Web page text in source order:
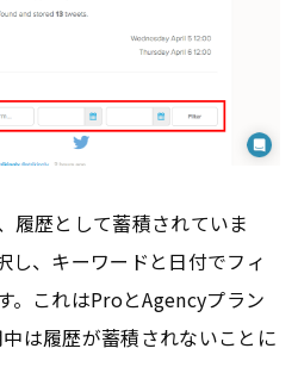
履歴として蓄積されていま
し、キーワードと日付でフィ
。これはProとAgencyプラン
は履歴が蓄積されないことに